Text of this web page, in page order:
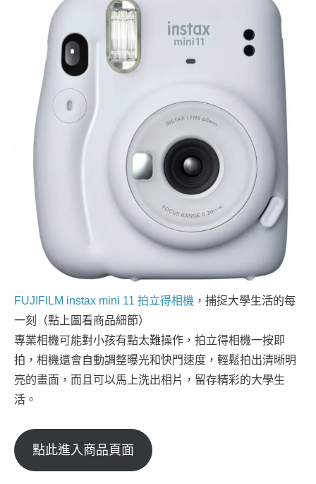
FUJIFILM instax mini 11 拍立得相機 ，捕捉大學生活的每
一刻（點上圖看商品細節）
專業相機可能對小孩有點太難操作，拍立得相機一按即
拍，相機還會自動調整曝光和快門速度，輕鬆拍出清晰明
亮的畫面，而且可以馬上洗出相片，留存精彩的大學生
活。
點此進入商品頁面